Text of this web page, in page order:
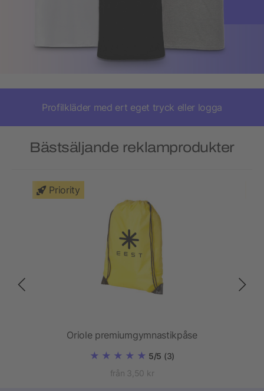
Profilkläder med ert eget tryck eller logga
Bästsäljande reklamprodukter
Priority
Oriole premiumgymnastikpåse
5/5 (3)
från 3,50 kr